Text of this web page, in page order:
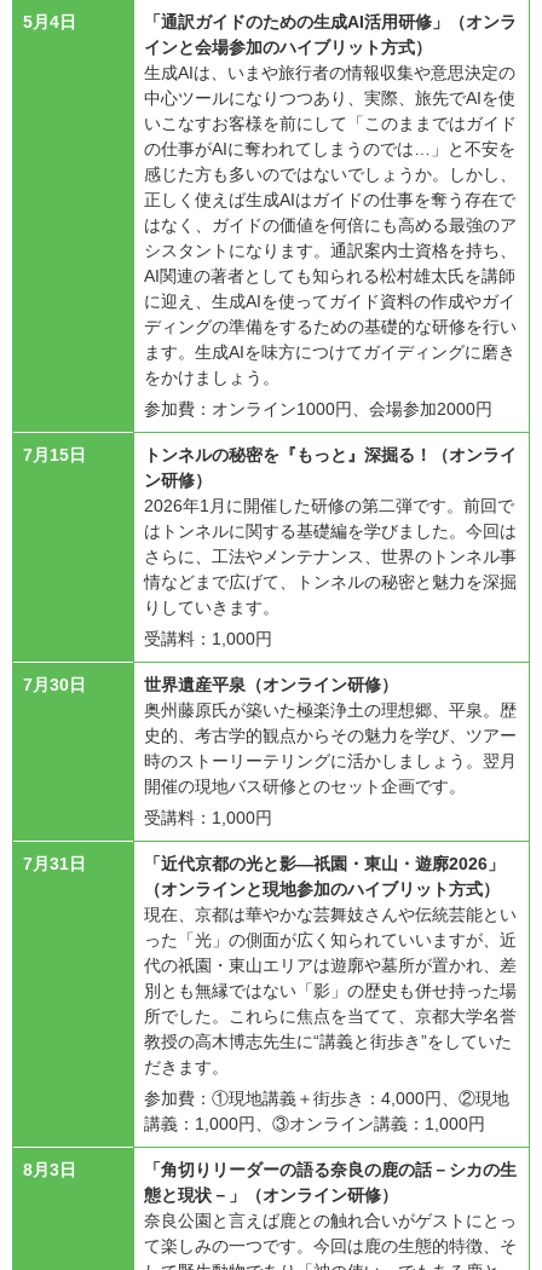
5月4日
「通訳ガイドのための生成AI活用研修」（オンラ
インと会場参加のハイブリット方式）
生成AIは、いまや旅行者の情報収集や意思決定の
中心ツールになりつつあり、実際、旅先でAIを使
いこなすお客様を前にして「このままではガイド
の仕事がAIに奪われてしまうのでは…」と不安を
感じた方も多いのではないでしょうか。しかし、
正しく使えば生成AIはガイドの仕事を奪う存在で
はなく、ガイドの価値を何倍にも高める最強のア
シスタントになります。通訳案内士資格を持ち、
AI関連の著者としても知られる松村雄太氏を講師
に迎え、生成AIを使ってガイド資料の作成やガイ
ディングの準備をするための基礎的な研修を行い
ます。生成AIを味方につけてガイディングに磨き
をかけましょう。
参加費：オンライン1000円、会場参加2000円
7月15日
トンネルの秘密を『もっと』深掘る！（オンライ
ン研修）
2026年1月に開催した研修の第二弾です。前回で
はトンネルに関する基礎編を学びました。今回は
さらに、工法やメンテナンス、世界のトンネル事
情などまで広げて、トンネルの秘密と魅力を深掘
りしていきます。
受講料：1,000円
7月30日
世界遺産平泉（オンライン研修）
奥州藤原氏が築いた極楽浄土の理想郷、平泉。歴
史的、考古学的観点からその魅力を学び、ツアー
時のストーリーテリングに活かしましょう。翌月
開催の現地バス研修とのセット企画です。
受講料：1,000円
7月31日
「近代京都の光と影―祇園・東山・遊廓2026」
（オンラインと現地参加のハイブリット方式）
現在、京都は華やかな芸舞妓さんや伝統芸能とい
った「光」の側面が広く知られていいますが、近
代の祇園・東山エリアは遊廓や墓所が置かれ、差
別とも無縁ではない「影」の歴史も併せ持った場
所でした。これらに焦点を当てて、京都大学名誉
教授の高木博志先生に“講義と街歩き”をしていた
だきます。
参加費：①現地講義＋街歩き：4,000円、②現地
講義：1,000円、③オンライン講義：1,000円
8月3日
「角切りリーダーの語る奈良の鹿の話－シカの生
態と現状－」（オンライン研修）
奈良公園と言えば鹿との触れ合いがゲストにとっ
て楽しみの一つです。今回は鹿の生態的特徴、そ